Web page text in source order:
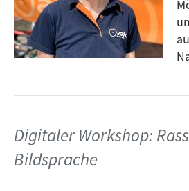
des Radverkehrs näher gebracht.
Für Nachhaltigkeit setzt sich die
noch in anderen Bereichen ein.
Digitaler Workshop:
Bildsprache